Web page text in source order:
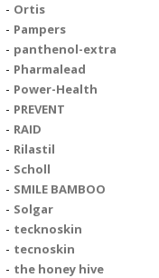
Ortis
Pampers
panthenol-extra
Pharmalead
Power-Health
PREVENT
RAID
Rilastil
Scholl
SMILE BAMBOO
Solgar
tecknoskin
tecnoskin
the honey hive